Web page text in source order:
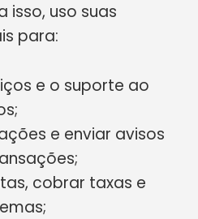
isso, uso suas
para:
e o suporte ao
e enviar avisos
cobrar taxas e